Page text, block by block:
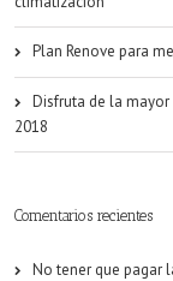
Plan Renove para
Disfruta de la
2018
Comentarios recientes
No tener que pagar